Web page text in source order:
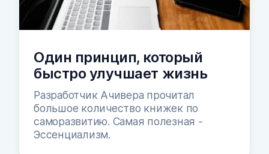
Один принцип, который
быстро улучшает жизнь
Разработчик Ачивера прочитал
большое количество книжек по
саморазвитию. Самая полезная -
Эссенциализм.